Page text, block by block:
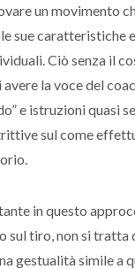
un movimento
sue caratteristiche
Ciò senza il
la voce del
e istruzioni quasi
sul come
in questo
sul tiro, non si tratta
gestualità simile a